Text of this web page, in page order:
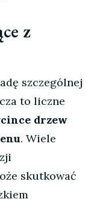
z
szczególnej
to liczne
drzew
. Wiele
skutkować